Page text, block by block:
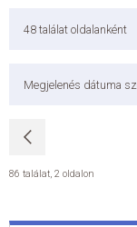
48 találat oldalanként
Megjelenés dátuma
86 találat, 2 oldalon